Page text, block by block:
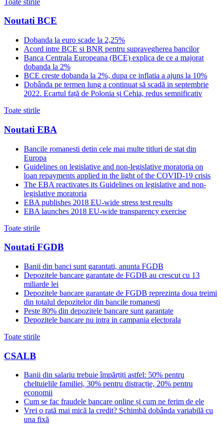
Noutati BCE
Dobanda la euro scade la 2,25%
Acord intre BCE si BNR pentru supravegherea bancilor
Banca Centrala Europeana (BCE) explica de ce a majorat
dobanda la 2%
BCE creste dobanda la 2%, dupa ce inflatia a ajuns la 10%
Dobânda pe termen lung a continuat să scadă in septembrie
2022. Ecartul față de Polonia și Cehia, redus semnificativ
Toate stirile
Noutati EBA
Bancile romanesti detin cele mai multe titluri de stat din
Europa
Guidelines on legislative and non-legislative moratoria on
loan repayments applied in the light of the COVID-19 crisis
The EBA reactivates its Guidelines on legislative and non-
legislative moratoria
EBA publishes 2018 EU-wide stress test results
EBA launches 2018 EU-wide transparency exercise
Toate stirile
Noutati FGDB
Banii din banci sunt garantati, anunta FGDB
Depozitele bancare garantate de FGDB au crescut cu 13
miliarde lei
Depozitele bancare garantate de FGDB reprezinta doua treimi
din totalul depozitelor din bancile romanesti
Peste 80% din depozitele bancare sunt garantate
Depozitele bancare nu intra in campania electorala
Toate stirile
CSALB
Banii din salariu trebuie împărțiți astfel: 50% pentru
cheltuielile familiei, 30% pentru distracție, 20% pentru
economii
Cum se fac fraudele bancare online și cum ne ferim de ele
Vrei o rată mai mică la credit? Schimbă dobânda variabilă cu
una fixă